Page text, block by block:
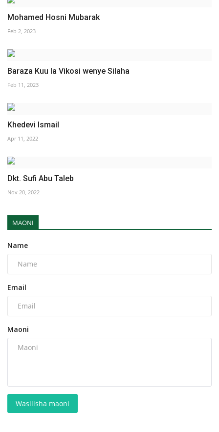
Mohamed Hosni Mubarak
Feb 2, 2023
Baraza Kuu la Vikosi wenye Silaha
Feb 11, 2023
Khedevi Ismail
Apr 11, 2022
Dkt. Sufi Abu Taleb
Nov 20, 2022
MAONI
Name
Email
Maoni
Wasilisha maoni